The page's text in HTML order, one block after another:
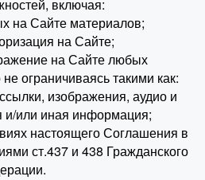
включая:
на Сайте материалов;
на Сайте;
на Сайте любых
ограничиваясь такими как:
изображения, аудио и
или иная информация;
настоящего Соглашения в
ст.437 и 438 Гражданского